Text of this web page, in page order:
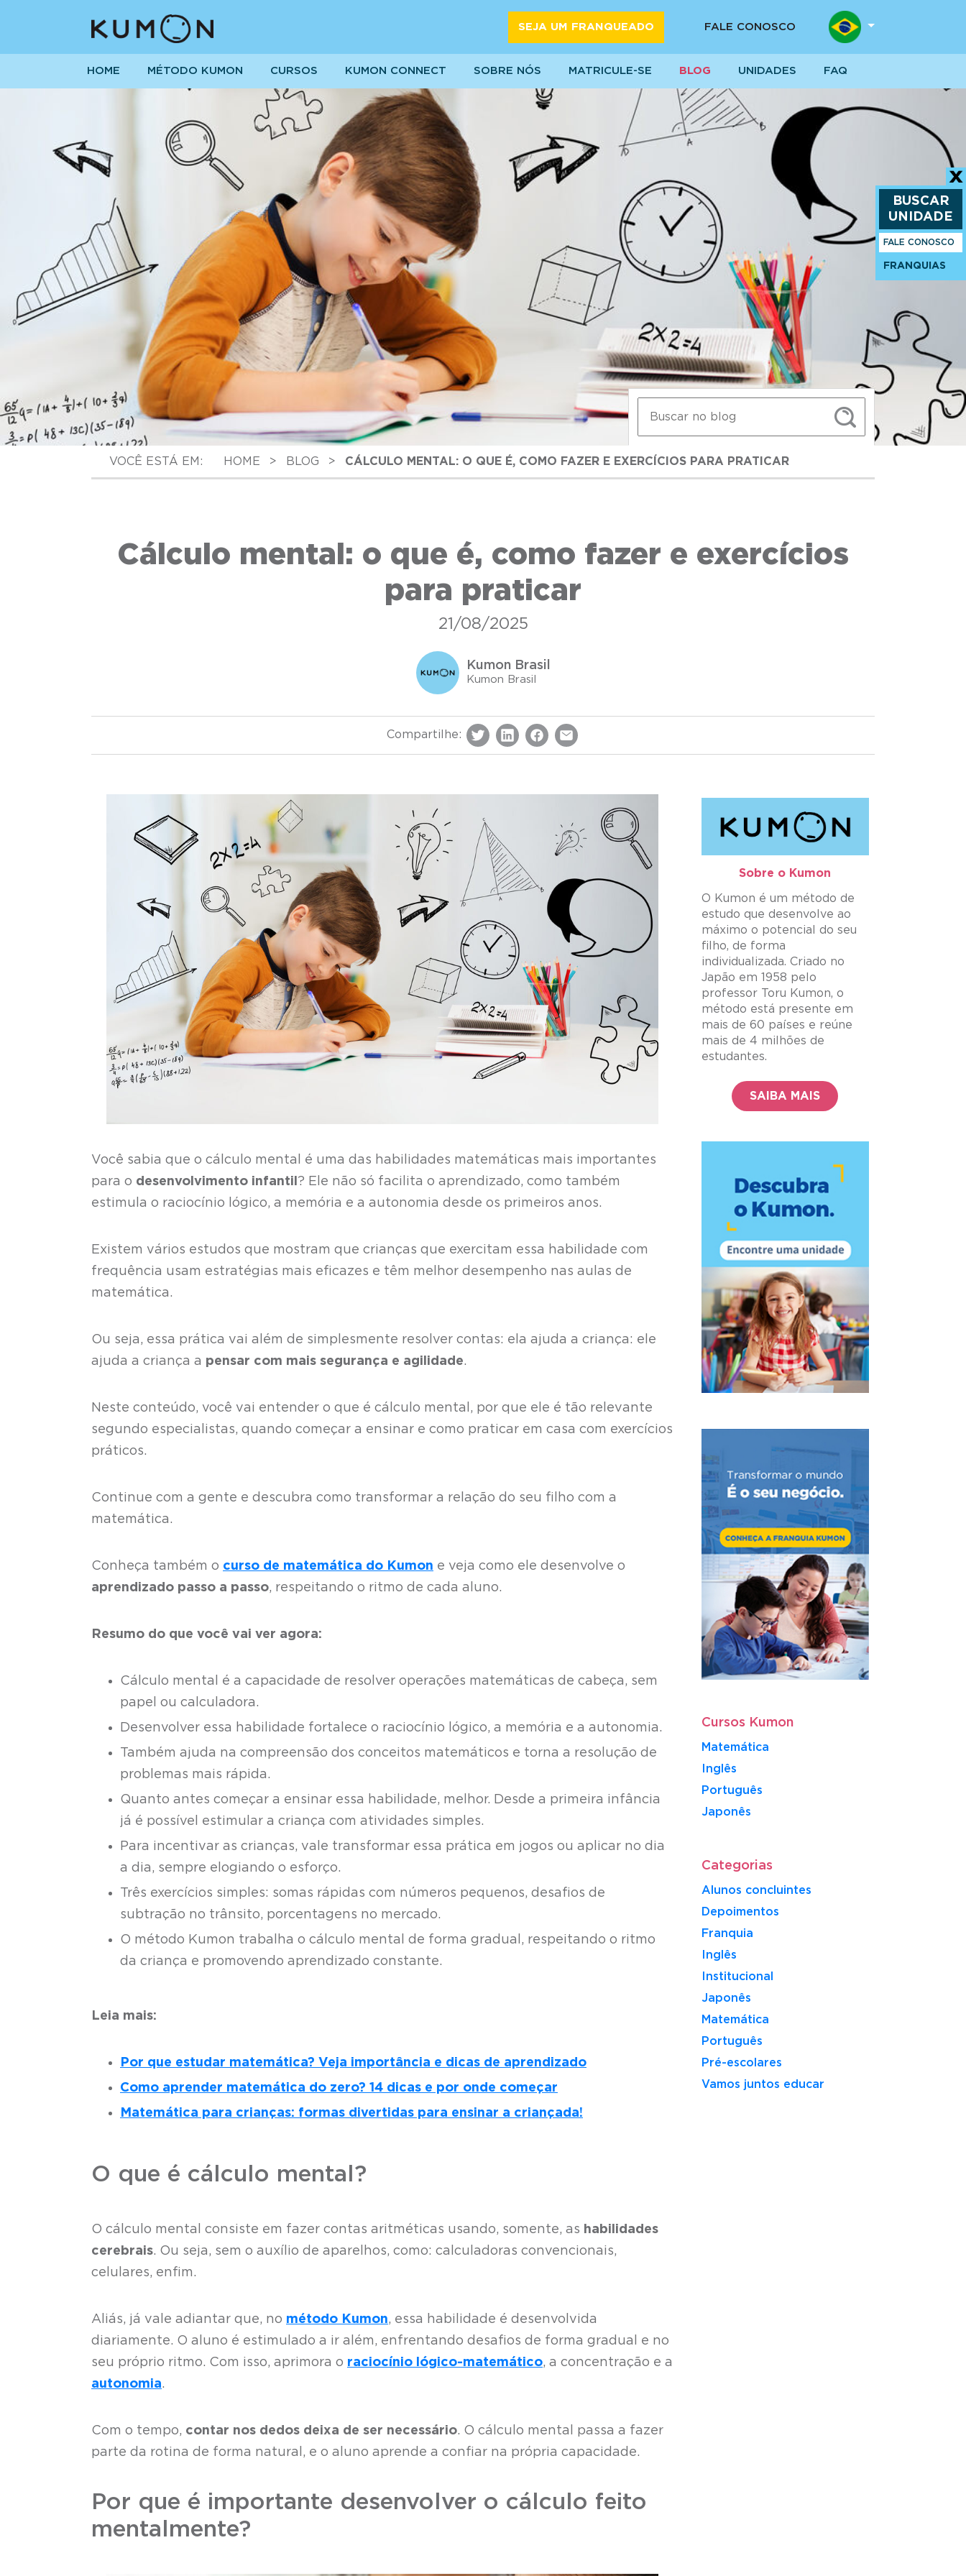
SEJA UM FRANQUEADO FALE CONOSCO
HOME MÉTODO KUMON CURSOS KUMON CONNECT SOBRE NÓS MATRICULE-SE BLOG UNIDADES FAQ
VOCÊ ESTÁ EM: HOME > BLOG > CÁLCULO MENTAL: O QUE É, COMO FAZER E EXERCÍCIOS PARA PRATICAR
Cálculo mental: o que é, como fazer e exercícios
para praticar
21/08/2025
Kumon Brasil
Kumon Brasil
Compartilhe:
Você sabia que o cálculo mental é uma das habilidades matemáticas mais importantes
para o desenvolvimento infantil ? Ele não só facilita o aprendizado, como também
estimula o raciocínio lógico, a memória e a autonomia desde os primeiros anos.
Existem vários estudos que mostram que crianças que exercitam essa habilidade com
frequência usam estratégias mais eficazes e têm melhor desempenho nas aulas de
matemática.
Ou seja, essa prática vai além de simplesmente resolver contas: ela ajuda a criança: ele
ajuda a criança a pensar com mais segurança e agilidade.
Neste conteúdo, você vai entender o que é cálculo mental, por que ele é tão relevante
segundo especialistas, quando começar a ensinar e como praticar em casa com exercícios
práticos.
Continue com a gente e descubra como transformar a relação do seu filho com a
matemática.
Conheça também o curso de matemática do Kumon e veja como ele desenvolve o
aprendizado passo a passo, respeitando o ritmo de cada aluno.
Resumo do que você vai ver agora:
Cálculo mental é a capacidade de resolver operações matemáticas de cabeça, sem
papel ou calculadora.
Desenvolver essa habilidade fortalece o raciocínio lógico, a memória e a autonomia.
Também ajuda na compreensão dos conceitos matemáticos e torna a resolução de
problemas mais rápida.
Quanto antes começar a ensinar essa habilidade, melhor. Desde a primeira infância
já é possível estimular a criança com atividades simples.
Para incentivar as crianças, vale transformar essa prática em jogos ou aplicar no dia
a dia, sempre elogiando o esforço.
Três exercícios simples: somas rápidas com números pequenos, desafios de
subtração no trânsito, porcentagens no mercado.
O método Kumon trabalha o cálculo mental de forma gradual, respeitando o ritmo
da criança e promovendo aprendizado constante.
Leia mais:
Por que estudar matemática? Veja importância e dicas de aprendizado
Como aprender matemática do zero? 14 dicas e por onde começar
Matemática para crianças: formas divertidas para ensinar a criançada!
O que é cálculo mental?
O cálculo mental consiste em fazer contas aritméticas usando, somente, as habilidades
cerebrais. Ou seja, sem o auxílio de aparelhos, como: calculadoras convencionais,
celulares, enfim.
Aliás, já vale adiantar que, no método Kumon, essa habilidade é desenvolvida
diariamente. O aluno é estimulado a ir além, enfrentando desafios de forma gradual e no
seu próprio ritmo. Com isso, aprimora o raciocínio lógico-matemático, a concentração e a
autonomia.
Com o tempo, contar nos dedos deixa de ser necessário. O cálculo mental passa a fazer
parte da rotina de forma natural, e o aluno aprende a confiar na própria capacidade.
Por que é importante desenvolver o cálculo feito
mentalmente?
Sobre o Kumon​
O Kumon é um método de
estudo que desenvolve ao
máximo o potencial do seu
filho, de forma
individualizada. Criado no
Japão em 1958 pelo
professor Toru Kumon, o
método está presente em
mais de 60 países e reúne
mais de 4 milhões de
estudantes.
SAIBA MAIS
Cursos Kumon
Matemática
Inglês
Português
​Japonês
Categorias
Alunos concluintes
Depoimentos
Franquia
Inglês
Institucional
Japonês
Matemática
Português
Pré-escolares
Vamos juntos educar
BUSCAR
UNIDADE
FALE CONOSCO
FRANQUIAS